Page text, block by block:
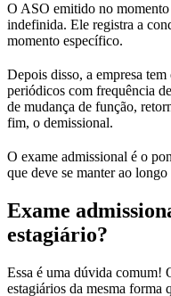
O ASO emitido no
indefinida. Ele registra a
momento específico.
Depois disso, a empresa
periódicos com frequência
de mudança de função,
fim, o demissional.
O exame admissional é o
que deve se manter ao
Exame
estagiário?
Essa é uma dúvida comum!
estagiários da mesma forma